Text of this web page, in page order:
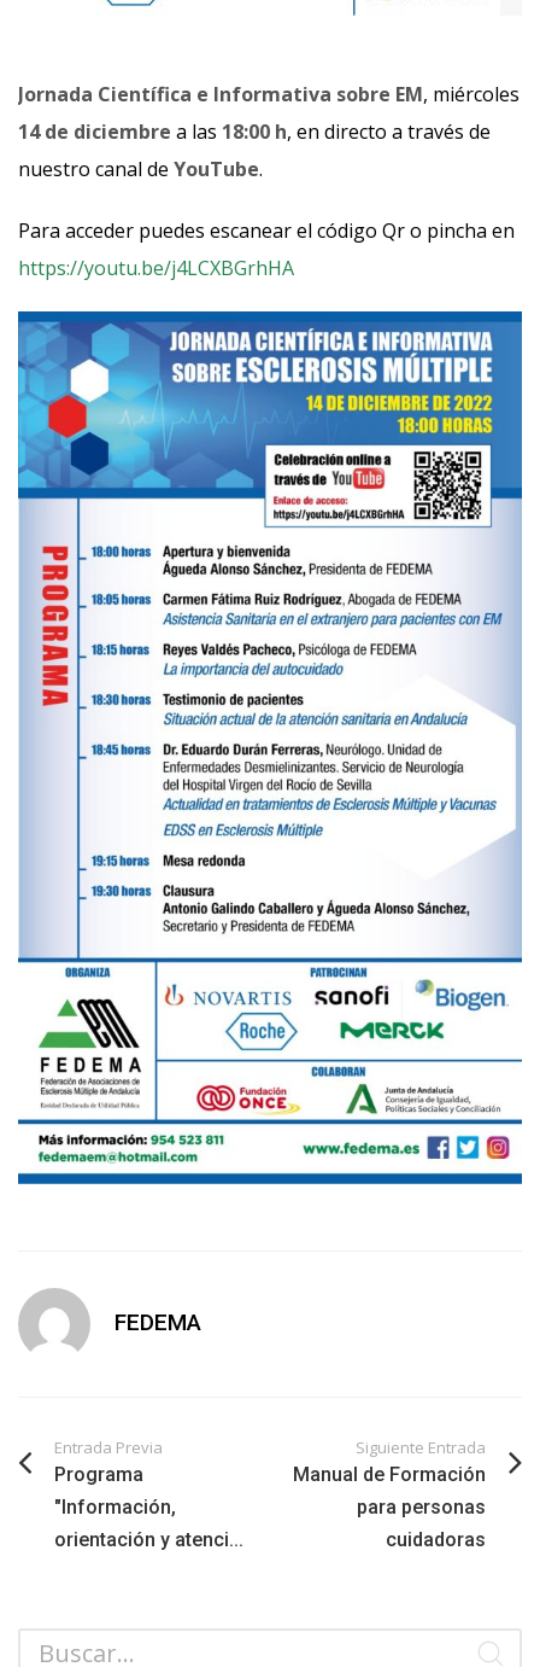
Jornada Científica e Informativa sobre EM, miércoles
14 de diciembre a las 18:00 h, en directo a través de
nuestro canal de YouTube.
Para acceder puedes escanear el código Qr o pincha en
https://youtu.be/j4LCXBGrhHA
FEDEMA
Entrada Previa
Programa
"Información,
orientación y atenci...
Siguiente Entrada
Manual de Formación
para personas
cuidadoras